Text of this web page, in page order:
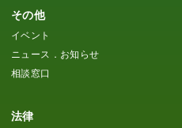
その他
イベント
ニュース．お知らせ
相談窓口
法律